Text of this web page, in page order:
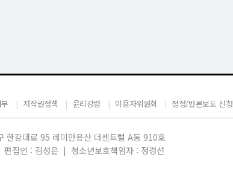
저작권정책 윤리강령 이용자위원회 정정/반론보도 신청
한강대로 95 레미안용산 더센트럴 A동 910호
인 : 김성은 | 청소년보호책임자 : 정경선